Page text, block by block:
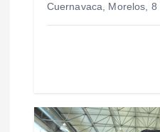
a
Cuernavaca, Morelos, 8